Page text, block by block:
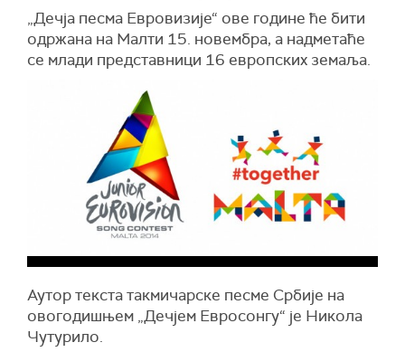
„Дечја песма Евровизије“ ове године ће бити
одржана на Малти 15. новембра, а надметаће
се млади представници 16 европских земаља.
Аутор текста такмичарске песме Србије на
овогодишњем „Дечјем Евросонгу“ је Никола
Чутурило.